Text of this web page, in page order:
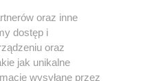
oraz inne
dostęp i
oraz
jak unikalne
wysyłane przez